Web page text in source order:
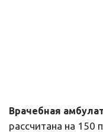
Врачебная
рассчитана на 150